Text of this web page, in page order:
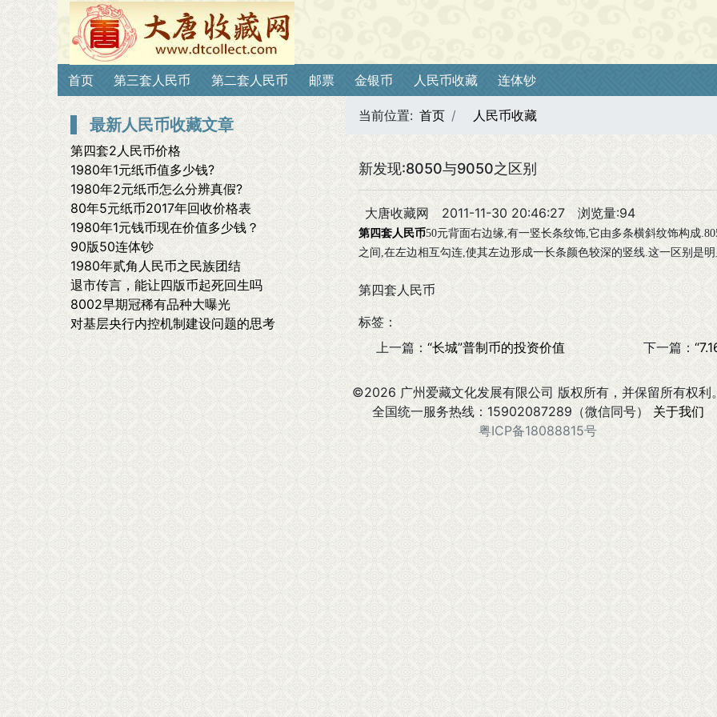
首页 第三套人民币 第二套人民币 邮票 金银币 人民币收藏 连体钞
最新人民币收藏文章
第四套2人民币价格
1980年1元纸币值多少钱?
1980年2元纸币怎么分辨真假?
80年5元纸币2017年回收价格表
1980年1元钱币现在价值多少钱？
90版50连体钞
1980年贰角人民币之民族团结
退市传言，能让四版币起死回生吗
8002早期冠稀有品种大曝光
对基层央行内控机制建设问题的思考
当前位置: 首页 人民币收藏
新发现:8050与9050之区别
大唐收藏网 2011-11-30 20:46:27 浏览量:94
第四套人民币50元背面右边缘,有一竖长条纹饰,它由多条横斜纹饰构成
之间 ,在左边相互勾连,使其左边形成一长条颜色较深的竖线.这一区别是
第四套人民币
标签：
上一篇： “长城”普制币的投资价值 下一篇：
©2026 广州爱藏文化发展有限公司 版权所有，并保留所有权利
全国统一服务热线：15902087289（微信同号） 关于我们
粤ICP备18088815号